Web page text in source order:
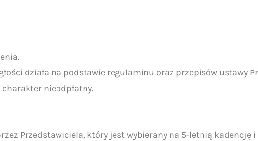
działa na podstawie regulaminu oraz przepisów ustawy
charakter nieodpłatny.
Przedstawiciela, który jest wybierany na 5-letnią kadencję